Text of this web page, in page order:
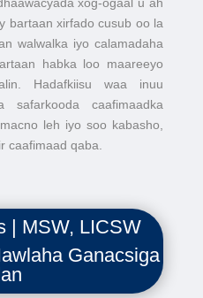
bartaan xirfado cusub oo la
walwalka iyo calamadaha
habka loo maareeyo
Hadafkiisu waa inuu
safarkooda caafimaadka
leh iyo soo kabasho,
caafimaad qaba.
| MSW, LICSW
Ganacsiga